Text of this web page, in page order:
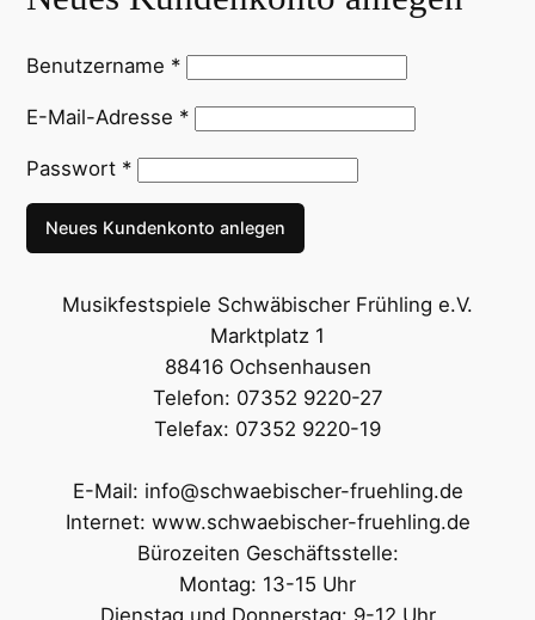
Benutzername *
E-Mail-Adresse *
Passwort *
Neues Kundenkonto anlegen
Musikfestspiele Schwäbischer Frühling e.V.
Marktplatz 1
88416 Ochsenhausen
Telefon: 07352 9220-27
Telefax: 07352 9220-19
E-Mail: info@schwaebischer-fruehling.de
Internet: www.schwaebischer-fruehling.de
Bürozeiten Geschäftsstelle:
Montag: 13-15 Uhr
Dienstag und Donnerstag: 9-12 Uhr